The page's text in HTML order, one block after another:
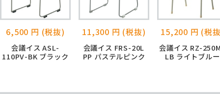
6,500 円 (税抜)
会議イス ASL-
110PV-BK ブラック
11,300 円 (税抜)
会議イス FRS-20L
PP パステルピンク
15,200 円 (税
会議イス RZ-
LB ライトブルー